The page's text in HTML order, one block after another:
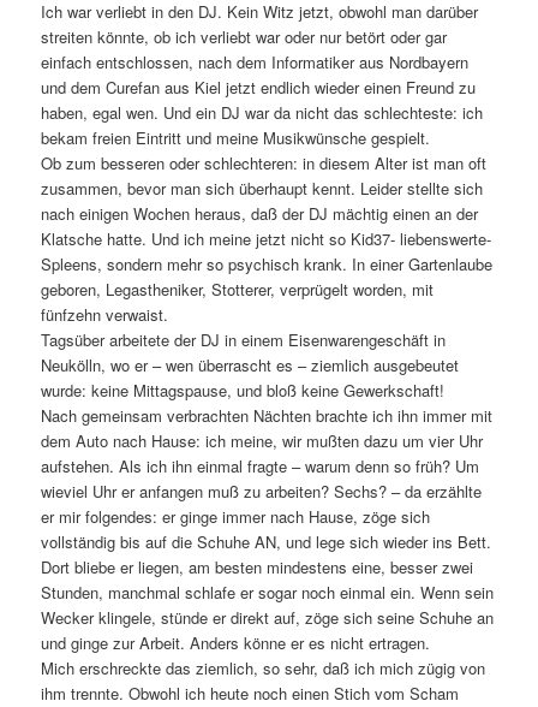
Ich war verliebt in den DJ. Kein Witz jetzt, obwohl man darüber
streiten könnte, ob ich verliebt war oder nur betört oder gar
einfach entschlossen, nach dem Informatiker aus Nordbayern
und dem Curefan aus Kiel jetzt endlich wieder einen Freund zu
haben, egal wen. Und ein DJ war da nicht das schlechteste: ich
bekam freien Eintritt und meine Musikwünsche gespielt.
Ob zum besseren oder schlechteren: in diesem Alter ist man oft
zusammen, bevor man sich überhaupt kennt. Leider stellte sich
nach einigen Wochen heraus, daß der DJ mächtig einen an der
Klatsche hatte. Und ich meine jetzt nicht so Kid37- liebenswerte-
Spleens, sondern mehr so psychisch krank. In einer Gartenlaube
geboren, Legastheniker, Stotterer, verprügelt worden, mit
fünfzehn verwaist.
Tagsüber arbeitete der DJ in einem Eisenwarengeschäft in
Neukölln, wo er – wen überrascht es – ziemlich ausgebeutet
wurde: keine Mittagspause, und bloß keine Gewerkschaft!
Nach gemeinsam verbrachten Nächten brachte ich ihn immer mit
dem Auto nach Hause: ich meine, wir mußten dazu um vier Uhr
aufstehen. Als ich ihn einmal fragte – warum denn so früh? Um
wieviel Uhr er anfangen muß zu arbeiten? Sechs? – da erzählte
er mir folgendes: er ginge immer nach Hause, zöge sich
vollständig bis auf die Schuhe AN, und lege sich wieder ins Bett.
Dort bliebe er liegen, am besten mindestens eine, besser zwei
Stunden, manchmal schlafe er sogar noch einmal ein. Wenn sein
Wecker klingele, stünde er direkt auf, zöge sich seine Schuhe an
und ginge zur Arbeit. Anders könne er es nicht ertragen.
Mich erschreckte das ziemlich, so sehr, daß ich mich zügig von
ihm trennte. Obwohl ich heute noch einen Stich vom Scham